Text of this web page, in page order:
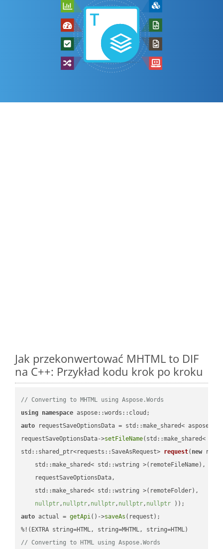
Jak przekonwertować MHTML to DIF
na C++: Przykład kodu krok po kroku
// Converting to MHTML using Aspose.Words
using namespace
auto requestSaveOptionsData = std::make_shared<
requestSaveOptionsData->setFileName(std::make_shared<
std::shared_ptr<requests::SaveAsRequest> request( new
    std::make_shared< std::wstring >(remoteFileName),
    requestSaveOptionsData,
    std::make_shared< std::wstring >(remoteFolder),
nullptr, nullptr, nullptr, nullptr, nullptr ))
auto actual = getApi()->saveAs (request);
// Converting to HTML using Aspose.Words